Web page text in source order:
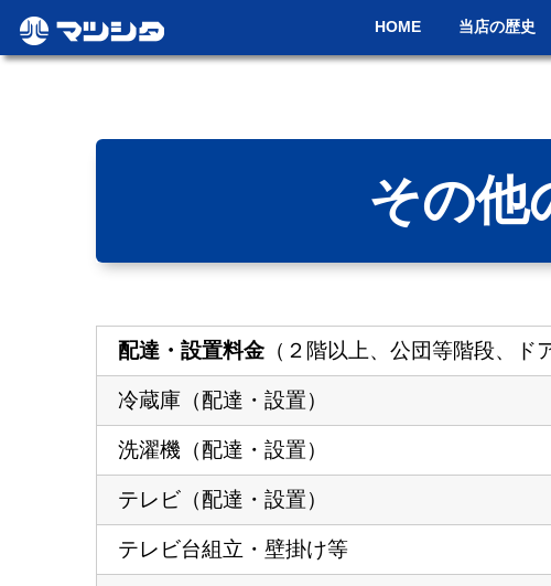
HOME 当店の歴史
その他
配達・設置料⾦（２階以上、公団等階段、ド
冷蔵庫（配達・設置）
洗濯機（配達・設置）
テレビ（配達・設置）
テレビ台組立・壁掛け等